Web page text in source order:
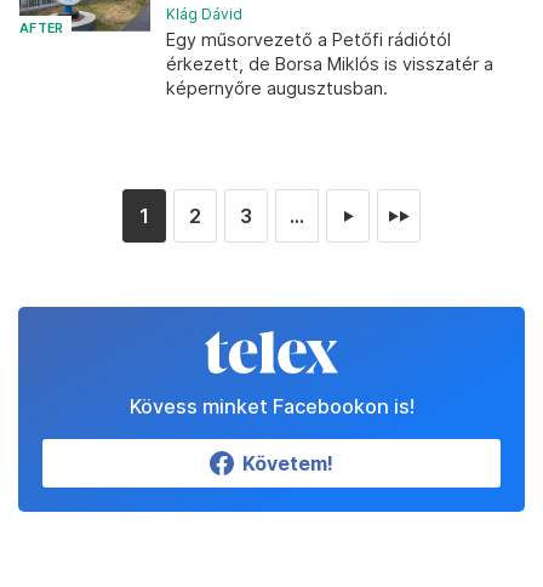
AFTER
Klág Dávid
Egy műsorvezető a Petőfi rádiótól
érkezett, de Borsa Miklós is visszatér a
képernyőre augusztusban.
1 2 3 ... ► ►►
Kövess minket Facebookon is!
Követem!